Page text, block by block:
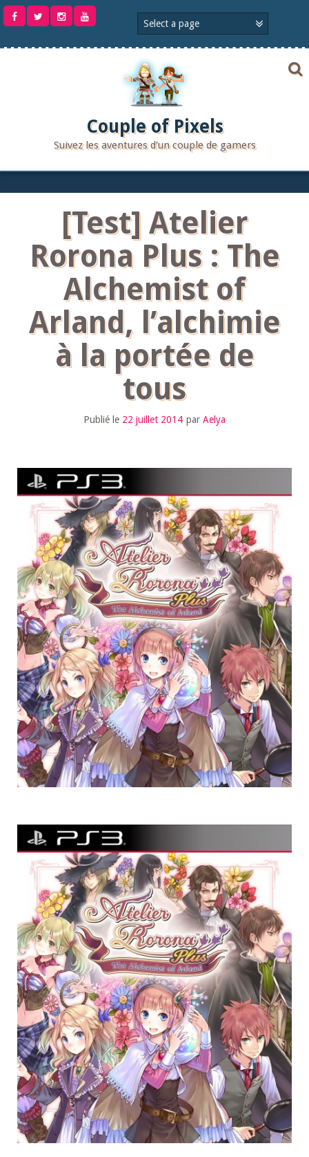
Aller
Couple of Pixels
Suivez les aventures d'un couple de gamers
[Test] Atelier
Rorona Plus : The
Alchemist of
Arland, l’alchimie
à la portée de
tous
Publié le 22 juillet 2014 par Aelya